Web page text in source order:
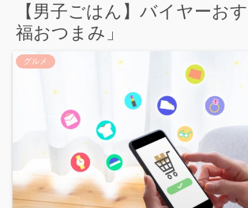
【男子ごはん】バイヤーお
福おつまみ」
グルメ